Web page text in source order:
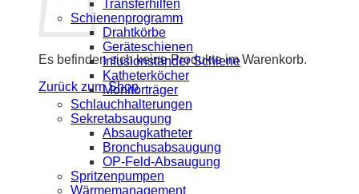
Es befinden sich keine Produkte im Warenkorb.
Zurück zum Shop
Transferhilfen
Schienenprogramm
Drahtkörbe
Geräteschienen
Infusionständer Schiene
Katheterköcher
Monitorträger
Schlauchhalterungen
Sekretabsaugung
Absaugkatheter
Bronchusabsaugung
OP-Feld-Absaugung
Spritzenpumpen
Wärmemanagement